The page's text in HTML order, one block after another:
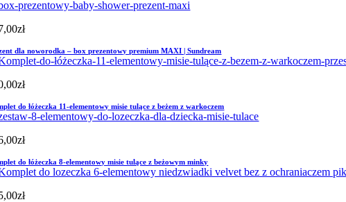
zł
dla noworodka – box prezentowy premium MAXI | Sundream
zł
do łóżeczka 11-elementowy misie tulące z beżem z warkoczem
zł
do łóżeczka 8-elementowy misie tulące z beżowym minky
zł